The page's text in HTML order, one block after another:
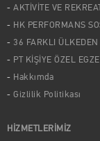
AKTİVİTE VE
HK PERFORMANS
36 FARKLI ÜLKEDEN
PT KİŞİYE ÖZEL
Hakkımda
Gizlilik Politikası
HİZMETLERİMİZ